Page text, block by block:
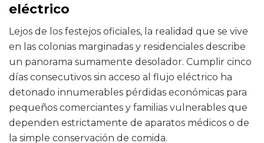
eléctrico
Lejos de los festejos oficiales, la realidad que se vive
en las colonias marginadas y residenciales describe
un panorama sumamente desolador. Cumplir cinco
días consecutivos sin acceso al flujo eléctrico ha
detonado innumerables pérdidas económicas para
pequeños comerciantes y familias vulnerables que
dependen estrictamente de aparatos médicos o de
la simple conservación de comida.